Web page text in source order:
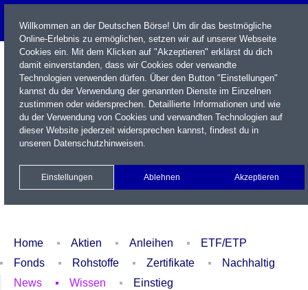
Name / WKN / ISIN / Kürzel
Newsletter Kontakt
Xetra Realtime
Watchlist Portfolio Login
Home Aktien Anleihen
ETF/ETP
Fonds
Rohstoffe Zertifikate
Nachhaltig
News
Wissen Einstieg
Willkommen an der Deutschen Börse! Um dir das bestmögliche
Online-Erlebnis zu ermöglichen, setzen wir auf unserer Webseite
Cookies ein. Mit dem Klicken auf "Akzeptieren" erklärst du dich
damit einverstanden, dass wir Cookies oder verwandte
Technologien verwenden dürfen. Über den Button "Einstellungen"
kannst du der Verwendung der genannten Dienste im Einzelnen
zustimmen oder widersprechen. Detaillierte Informationen und wie
du der Verwendung von Cookies und verwandten Technologien auf
dieser Website jederzeit widersprechen kannst, findest du in
unseren Datenschutzhinweisen.
Einstellungen Ablehnen Akzeptieren